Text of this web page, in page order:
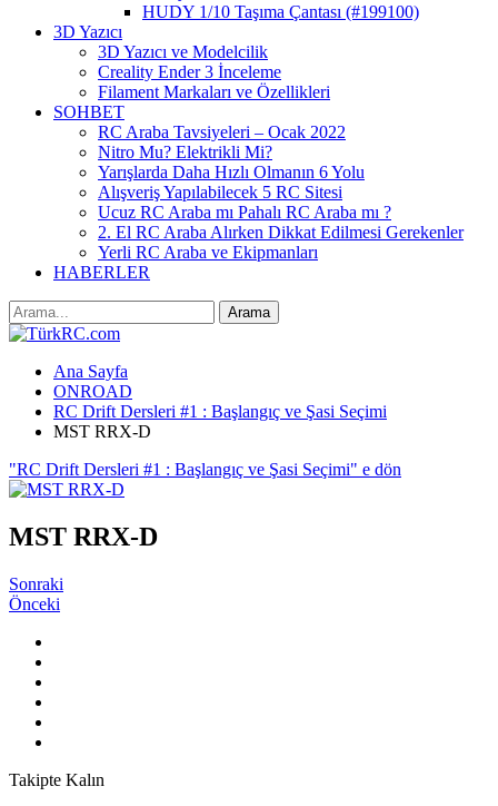
HUDY 1/10 Taşıma Çantası (#199100)
3D Yazıcı
3D Yazıcı ve Modelcilik
Creality Ender 3 İnceleme
Filament Markaları ve Özellikleri
SOHBET
RC Araba Tavsiyeleri – Ocak 2022
Nitro Mu? Elektrikli Mi?
Yarışlarda Daha Hızlı Olmanın 6 Yolu
Alışveriş Yapılabilecek 5 RC Sitesi
Ucuz RC Araba mı Pahalı RC Araba mı ?
2. El RC Araba Alırken Dikkat Edilmesi Gerekenler
Yerli RC Araba ve Ekipmanları
HABERLER
Ana Sayfa
ONROAD
RC Drift Dersleri #1 : Başlangıç ve Şasi Seçimi
MST RRX-D
"RC Drift Dersleri #1 : Başlangıç ve Şasi Seçimi" e dön
MST RRX-D
Sonraki
Önceki
Takipte Kalın